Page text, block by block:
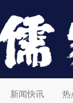
新闻快讯 热